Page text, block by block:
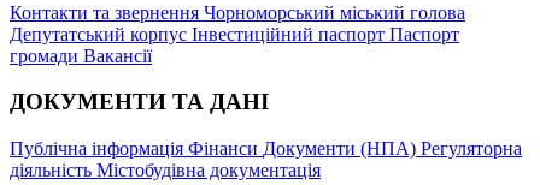
Контакти та звернення Чорноморський міський голова
Депутатський корпус Інвестиційний паспорт Паспорт
громади Вакансії
ДОКУМЕНТИ ТА ДАНІ
Публічна інформація Фінанси Документи (НПА) Регуляторна
діяльність Містобудівна документація